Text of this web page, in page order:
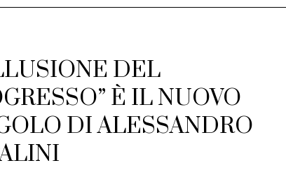
DEL
È IL NUOVO
DI ALESSANDRO